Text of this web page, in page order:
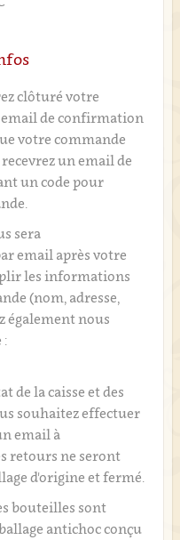
clôturé votre
email de confirmation
votre commande
un email de
un code pour
sera
email après votre
les informations
(nom, adresse,
également nous
:
de la caisse et des
souhaitez effectuer
email à
retours ne seront
d'origine et fermé.
bouteilles sont
antichoc conçu